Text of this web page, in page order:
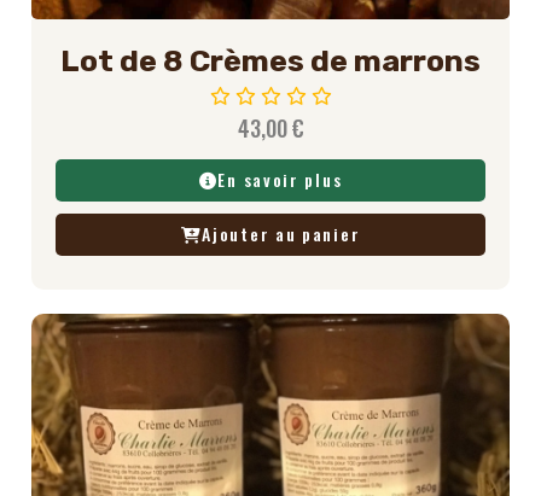
Lot de 8 Crèmes de marrons
43,00€
En savoir plus
Ajouter au panier